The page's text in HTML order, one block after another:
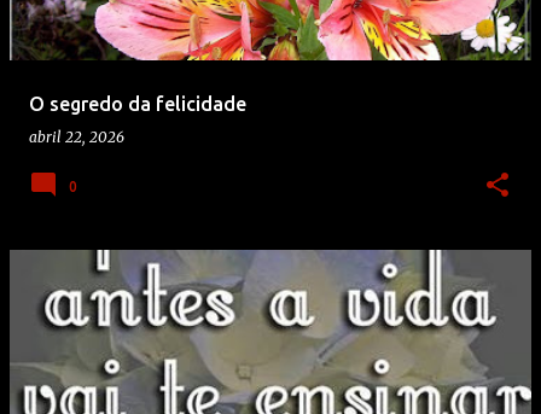
O segredo da felicidade
abril 22, 2026
0